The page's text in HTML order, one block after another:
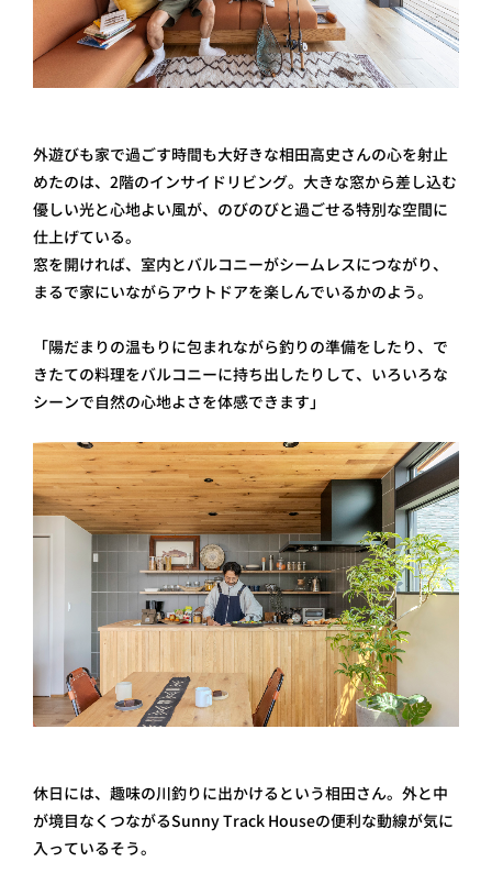
外遊びも家で過ごす時間も大好きな相田高史さんの心を射止
めたのは、2階のインサイドリビング。大きな窓から差し込む
優しい光と心地よい風が、のびのびと過ごせる特別な空間に
仕上げている。
窓を開ければ、室内とバルコニーがシームレスにつながり、
まるで家にいながらアウトドアを楽しんでいるかのよう。
「陽だまりの温もりに包まれながら釣りの準備をしたり、で
きたての料理をバルコニーに持ち出したりして、いろいろな
シーンで自然の心地よさを体感できます」
休日には、趣味の川釣りに出かけるという相田さん。外と中
が境目なくつながるSunny Track Houseの便利な動線が気に
入っているそう。